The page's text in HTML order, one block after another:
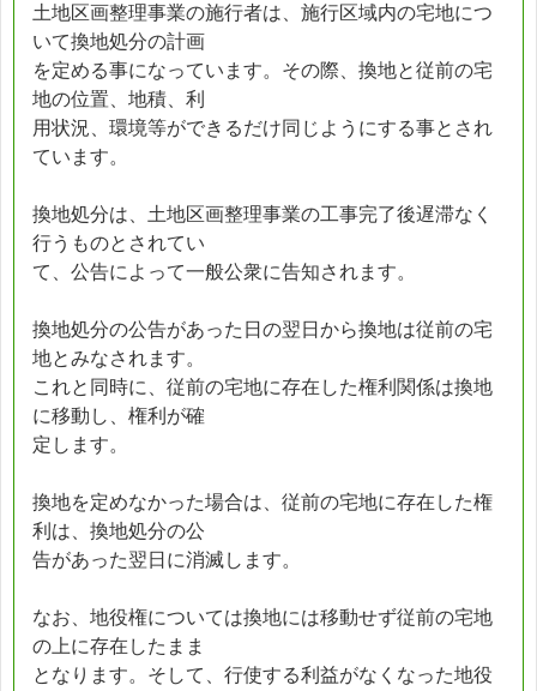
土地区画整理事業の施行者は、施行区域内の宅地につ
いて換地処分の計画
を定める事になっています。その際、換地と従前の宅
地の位置、地積、利
用状況、環境等ができるだけ同じようにする事とされ
ています。
換地処分は、土地区画整理事業の工事完了後遅滞なく
行うものとされてい
て、公告によって一般公衆に告知されます。
換地処分の公告があった日の翌日から換地は従前の宅
地とみなされます。
これと同時に、従前の宅地に存在した権利関係は換地
に移動し、権利が確
定します。
換地を定めなかった場合は、従前の宅地に存在した権
利は、換地処分の公
告があった翌日に消滅します。
なお、地役権については換地には移動せず従前の宅地
の上に存在したまま
となります。そして、行使する利益がなくなった地役